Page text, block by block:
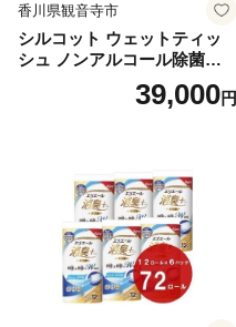
香川県観音寺市
シルコット ウェットティッ
シュ ノンアルコール除菌詰
替（43枚×3P）×24袋 日用品
おもちゃ 拭き取り 手拭き 外
39,000円